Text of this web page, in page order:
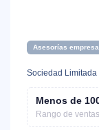
Asesorías
Sociedad Limitada
Menos de
Rango de ventas